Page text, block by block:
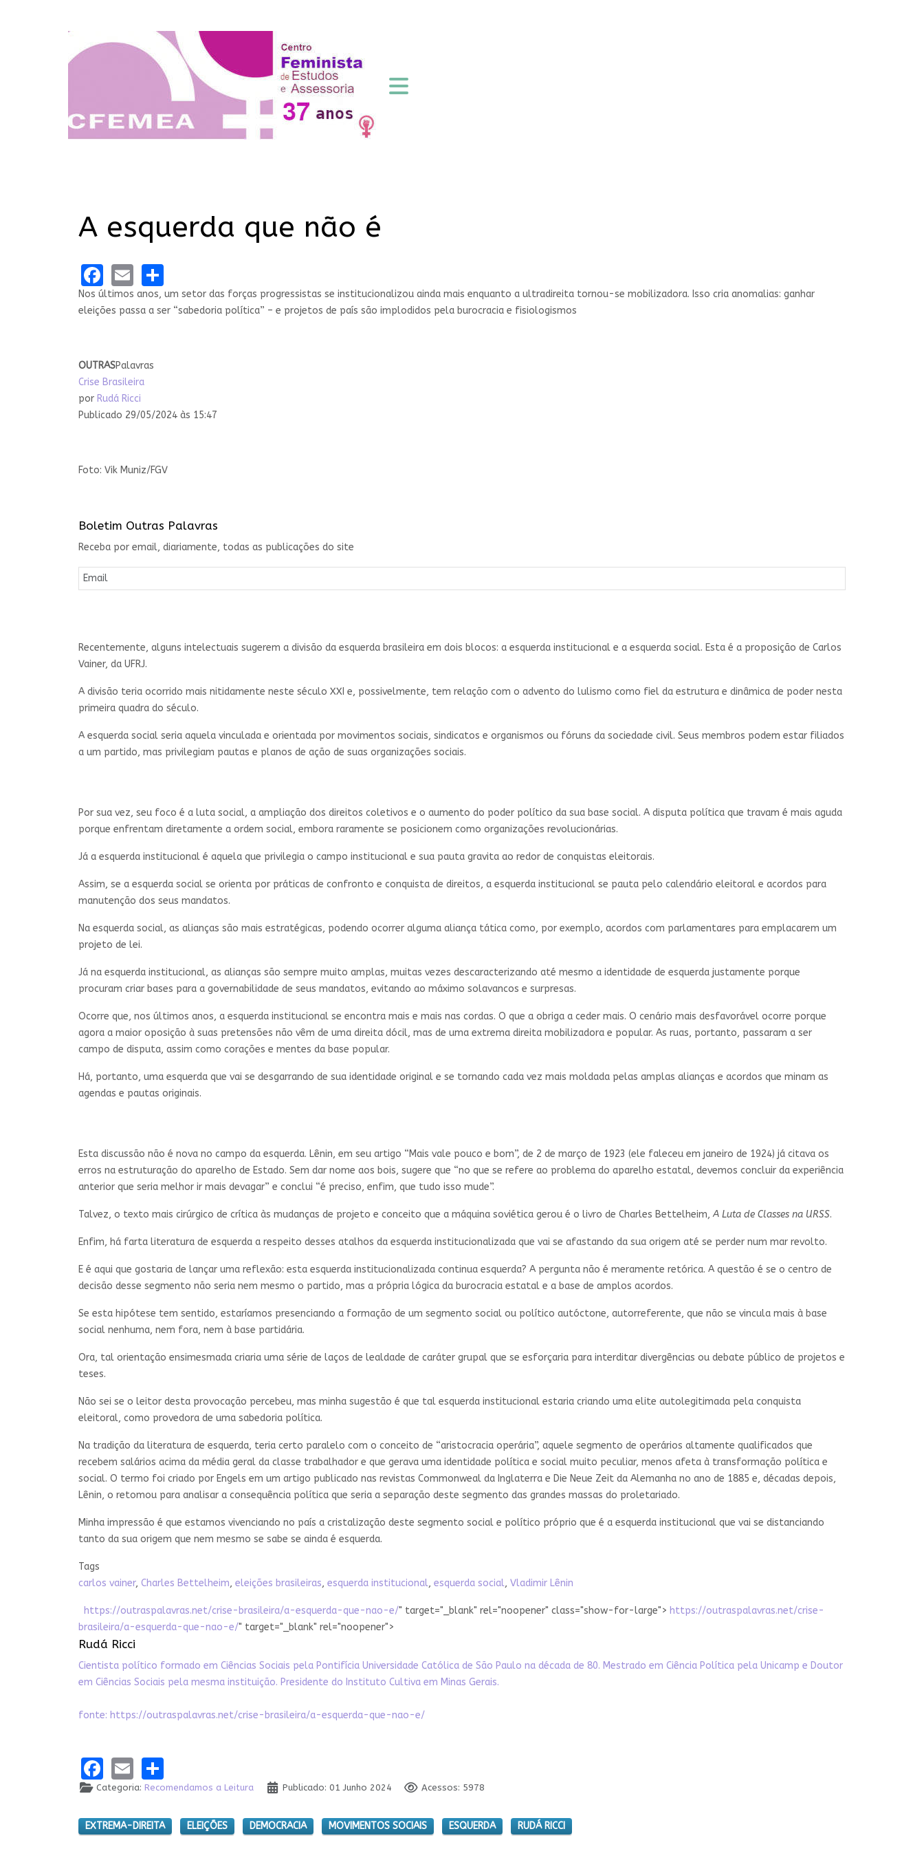
A esquerda que não é
Facebook
Email
Nos últimos anos, um setor das forças progressistas se institucionalizou ainda mais enquanto a ultradireita tornou-se mobilizadora. Isso cria anomalias: ganhar
eleições passa a ser “sabedoria política” – e projetos de país são implodidos pela burocracia e fisiologismos
OUTRASPalavras
Crise Brasileira
por Rudá Ricci
Publicado 29/05/2024 às 15:47
Foto: Vik Muniz/FGV
Boletim Outras Palavras
Receba por email, diariamente, todas as publicações do site
Recentemente, alguns intelectuais sugerem a divisão da esquerda brasileira em dois blocos: a esquerda institucional e a esquerda social. Esta é a proposição de Carlos
Vainer, da UFRJ.
A divisão teria ocorrido mais nitidamente neste século XXI e, possivelmente, tem relação com o advento do lulismo como fiel da estrutura e dinâmica de poder nesta
primeira quadra do século.
A esquerda social seria aquela vinculada e orientada por movimentos sociais, sindicatos e organismos ou fóruns da sociedade civil. Seus membros podem estar filiados
a um partido, mas privilegiam pautas e planos de ação de suas organizações sociais.
Por sua vez, seu foco é a luta social, a ampliação dos direitos coletivos e o aumento do poder político da sua base social. A disputa política que travam é mais aguda
porque enfrentam diretamente a ordem social, embora raramente se posicionem como organizações revolucionárias.
Já a esquerda institucional é aquela que privilegia o campo institucional e sua pauta gravita ao redor de conquistas eleitorais.
Assim, se a esquerda social se orienta por práticas de confronto e conquista de direitos, a esquerda institucional se pauta pelo calendário eleitoral e acordos para
manutenção dos seus mandatos.
Na esquerda social, as alianças são mais estratégicas, podendo ocorrer alguma aliança tática como, por exemplo, acordos com parlamentares para emplacarem um
projeto de lei.
Já na esquerda institucional, as alianças são sempre muito amplas, muitas vezes descaracterizando até mesmo a identidade de esquerda justamente porque
procuram criar bases para a governabilidade de seus mandatos, evitando ao máximo solavancos e surpresas.
Ocorre que, nos últimos anos, a esquerda institucional se encontra mais e mais nas cordas. O que a obriga a ceder mais. O cenário mais desfavorável ocorre porque
agora a maior oposição à suas pretensões não vêm de uma direita dócil, mas de uma extrema direita mobilizadora e popular. As ruas, portanto, passaram a ser
campo de disputa, assim como corações e mentes da base popular.
Há, portanto, uma esquerda que vai se desgarrando de sua identidade original e se tornando cada vez mais moldada pelas amplas alianças e acordos que minam as
agendas e pautas originais.
Esta discussão não é nova no campo da esquerda. Lênin, em seu artigo “Mais vale pouco e bom”, de 2 de março de 1923 (ele faleceu em janeiro de 1924) já citava os
erros na estruturação do aparelho de Estado. Sem dar nome aos bois, sugere que “no que se refere ao problema do aparelho estatal, devemos concluir da experiência
anterior que seria melhor ir mais devagar” e conclui “é preciso, enfim, que tudo isso mude”.
Talvez, o texto mais cirúrgico de crítica às mudanças de projeto e conceito que a máquina soviética gerou é o livro de Charles Bettelheim,A Luta de Classes na URSS.
Enfim, há farta literatura de esquerda a respeito desses atalhos da esquerda institucionalizada que vai se afastando da sua origem até se perder num mar revolto.
E é aqui que gostaria de lançar uma reflexão: esta esquerda institucionalizada continua esquerda? A pergunta não é meramente retórica. A questão é se o centro de
decisão desse segmento não seria nem mesmo o partido, mas a própria lógica da burocracia estatal e a base de amplos acordos.
Se esta hipótese tem sentido, estaríamos presenciando a formação de um segmento social ou político autóctone, autorreferente, que não se vincula mais à base
social nenhuma, nem fora, nem à base partidária.
Ora, tal orientação ensimesmada criaria uma série de laços de lealdade de caráter grupal que se esforçaria para interditar divergências ou debate público de projetos e
teses.
Não sei se o leitor desta provocação percebeu, mas minha sugestão é que tal esquerda institucional estaria criando uma elite autolegitimada pela conquista
eleitoral, como provedora de uma sabedoria política.
Na tradição da literatura de esquerda, teria certo paralelo com o conceito de “aristocracia operária”, aquele segmento de operários altamente qualificados que
recebem salários acima da média geral da classe trabalhador e que gerava uma identidade política e social muito peculiar, menos afeta à transformação política e
social. O termo foi criado por Engels em um artigo publicado nas revistas Commonweal da Inglaterra e Die Neue Zeit da Alemanha no ano de 1885 e, décadas depois,
Lênin, o retomou para analisar a consequência política que seria a separação deste segmento das grandes massas do proletariado.
Minha impressão é que estamos vivenciando no país a cristalização deste segmento social e político próprio que é a esquerda institucional que vai se distanciando
tanto da sua origem que nem mesmo se sabe se ainda é esquerda.
Tags
carlos vainer, Charles Bettelheim, eleições brasileiras, esquerda institucional, esquerda social, Vladimir Lênin
https://outraspalavras.net/crise-brasileira/a-esquerda-que-nao-e/" target="_blank" rel="noopener" class="show-for-large"> https://outraspalavras.net/crise-
brasileira/a-esquerda-que-nao-e/" target="_blank" rel="noopener">
Rudá Ricci
Cientista político formado em Ciências Sociais pela Pontifícia Universidade Católica de São Paulo na década de 80. Mestrado em Ciência Política pela Unicamp e Doutor
em Ciências Sociais pela mesma instituição. Presidente do Instituto Cultiva em Minas Gerais.
fonte: https://outraspalavras.net/crise-brasileira/a-esquerda-que-nao-e/
Facebook
Email
Categoria: Recomendamos a Leitura Publicado: 01 Junho 2024 Acessos: 5978
EXTREMA-DIREITA ELEIÇÕES DEMOCRACIA MOVIMENTOS SOCIAIS ESQUERDA RUDÁ RICCI